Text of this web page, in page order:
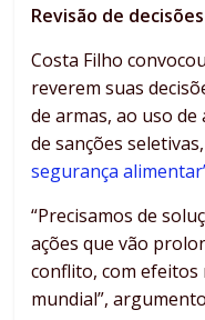
Revisão de decisões
Costa Filho
reverem suas
de armas, ao uso
de sanções
segurança
“Precisamos de
ações que vão
conflito, com efeitos
mundial”,